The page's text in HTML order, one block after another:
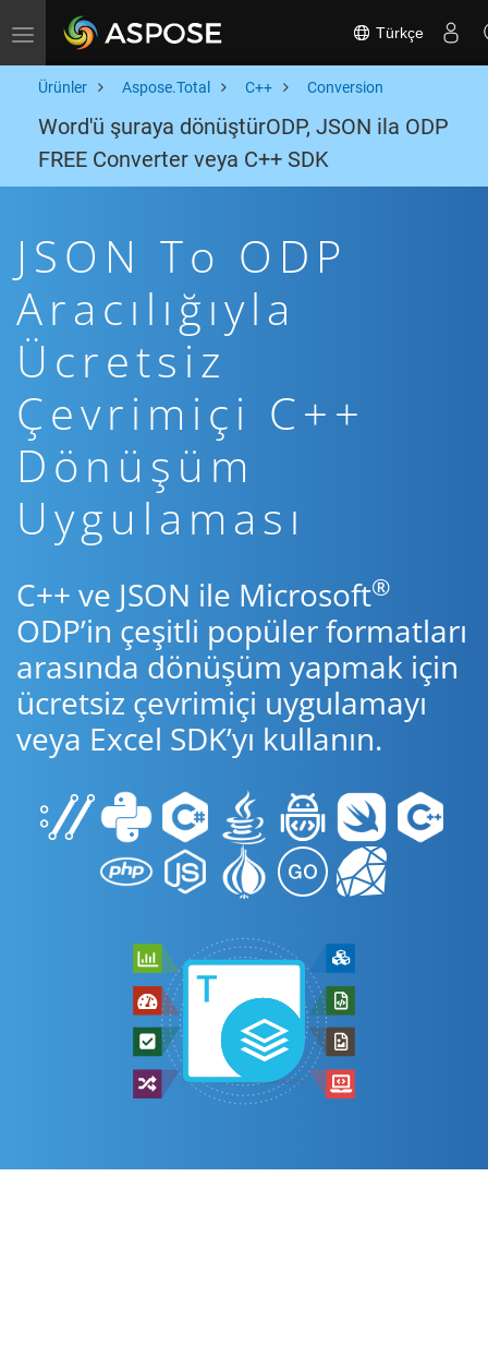
Toggle navigation Türkçe
Ürünler Aspose.Total C++ Conversion
Word'ü şuraya dönüştürODP, JSON ila ODP
FREE Converter veya C++ SDK
JSON To ODP
Aracılığıyla
Ücretsiz
Çevrimiçi C++
Dönüşüm
Uygulaması
C++ ve JSON ile Microsoft®
ODP’in çeşitli popüler formatları
arasında dönüşüm yapmak için
ücretsiz çevrimiçi uygulamayı
veya Excel SDK’yı kullanın.